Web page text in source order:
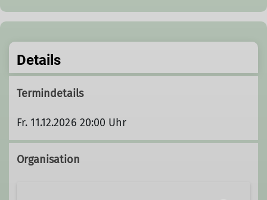
Details
Termindetails
Fr. 11.12.2026 20:00 Uhr
Organisation